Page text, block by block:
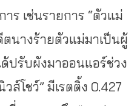
ร เช่นรายการ “ตัวแม่
ตนางร้ายตัวแม่มาเป็นผู้
ปรับผังมาออนแอร์ช่วง
ส์โชว์” มีเรตติ้ง 0.427